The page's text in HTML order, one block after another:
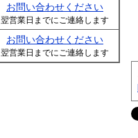
お問い合わせください
翌営業日までにご連絡します
お問い合わせください
翌営業日までにご連絡します